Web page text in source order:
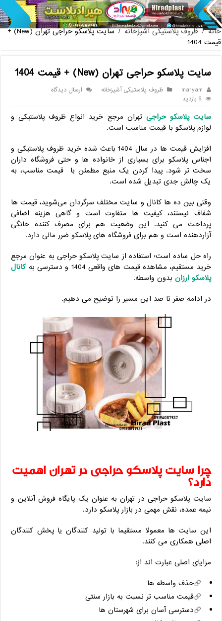
پخش عمده صندلی پلاستیکی دسته دار 889 ناصر + قیمت روز
خانه / ظروف پلاستیکی آشپزخانه /
سایت پلاسکو حراجی تهران (New) +
قیمت 1404
سایت پلاسکو حراجی تهران (New) + قیمت 1404
maryam ظروف پلاستیکی آشپزخانه
ارسال دیدگاه
6 بازدید
سایت پلاسکو حراجی تهران مرجع خرید انواع ظروف پلاستیکی و
لوازم پلاسکو با قیمت مناسب است.
افزایش قیمت‌ ها در سال 1404 باعث شده خرید ظروف پلاستیکی و
اجناس پلاسکو برای بسیاری از خانواده‌ ها و حتی فروشگاه‌ داران
سخت ‌تر شود. پیدا کردن یک منبع مطمئن با قیمت مناسب، به
یک چالش جدی تبدیل شده است.
وقتی بین ده‌ ها کانال و سایت مختلف سرگردان می‌شوید، قیمت‌ ها
شفاف نیستند، کیفیت ‌ها متفاوت است و گاهی هزینه اضافی
پرداخت می‌ کنید. این وضعیت هم برای مصرف‌ کننده خانگی
آزاردهنده است و هم برای فروشگاه‌ های پلاسکو ضرر مالی دارد.
راه حل ساده است؛ استفاده از سایت پلاسکو حراجی به ‌عنوان مرجع
خرید مستقیم، مشاهده قیمت ‌های واقعی 1404 و دسترسی به
کانال
پلاسکو ارزان بدون واسطه.
در ادامه صفر تا صد این مسیر را توضیح می ‌دهیم.
چرا سایت پلاسکو حراجی در تهران اهمیت
دارد؟
سایت پلاسکو حراجی در تهران به ‌عنوان یک پایگاه فروش آنلاین و
نیمه‌ عمده، نقش مهمی در بازار پلاسکو دارد.
این سایت ‌ها معمولا مستقیما با تولید کنندگان یا پخش‌ کنندگان
اصلی همکاری می ‌کنند.
مزایای اصلی عبارت ‌اند از:
حذف واسطه ‌ها
قیمت مناسب ‌تر نسبت به بازار سنتی
دسترسی آسان برای شهرستان ‌ها